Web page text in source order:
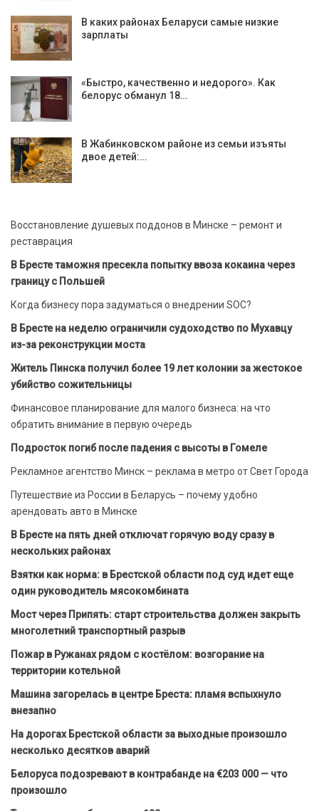
В каких районах Беларуси самые низкие
зарплаты
«Быстро, качественно и недорого». Как
белорус обманул 18…
В Жабинковском районе из семьи изъяты
двое детей:…
Восстановление душевых поддонов в Минске – ремонт и
реставрация
В Бресте таможня пресекла попытку ввоза кокаина через
границу с Польшей
Когда бизнесу пора задуматься о внедрении SOC?
В Бресте на неделю ограничили судоходство по Мухавцу
из-за реконструкции моста
Житель Пинска получил более 19 лет колонии за жестокое
убийство сожительницы
Финансовое планирование для малого бизнеса: на что
обратить внимание в первую очередь
Подросток погиб после падения с высоты в Гомеле
Рекламное агентство Минск – реклама в метро от Свет Города
Путешествие из России в Беларусь – почему удобно
арендовать авто в Минске
В Бресте на пять дней отключат горячую воду сразу в
нескольких районах
Взятки как норма: в Брестской области под суд идет еще
один руководитель мясокомбината
Мост через Припять: старт строительства должен закрыть
многолетний транспортный разрыв
Пожар в Ружанах рядом с костёлом: возгорание на
территории котельной
Машина загорелась в центре Бреста: пламя вспыхнуло
внезапно
На дорогах Брестской области за выходные произошло
несколько десятков аварий
Белоруса подозревают в контрабанде на €203 000 — что
произошло